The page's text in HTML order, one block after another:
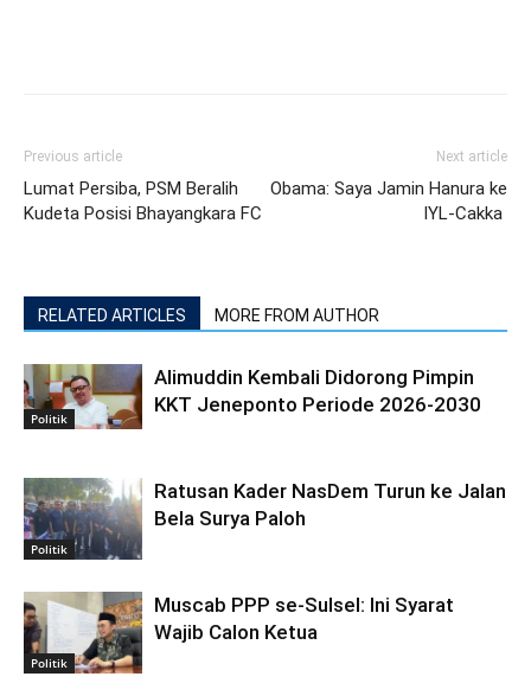
Previous article
Lumat Persiba, PSM Beralih
Kudeta Posisi Bhayangkara FC
Next article
Obama: Saya Jamin Hanura ke
IYL-Cakka
RELATED ARTICLES MORE FROM AUTHOR
Politik
Alimuddin Kembali Didorong Pimpin
KKT Jeneponto Periode 2026-2030
Politik
Ratusan Kader NasDem Turun ke Jalan
Bela Surya Paloh
Politik
Muscab PPP se-Sulsel: Ini Syarat
Wajib Calon Ketua